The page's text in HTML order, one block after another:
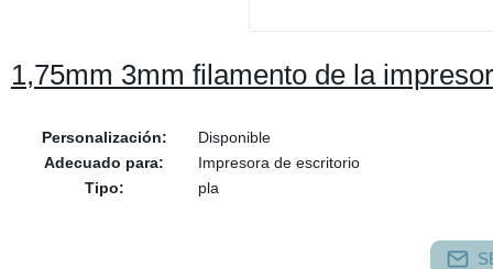
1,75mm 3mm filamento de la
Personalización:
Disponible
Adecuado para:
Impresora de escritorio
Tipo:
pla